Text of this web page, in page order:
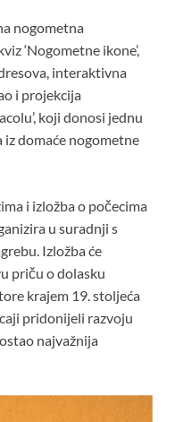
nogometna
‘Nogometne ikone’,
interaktivna
i projekcija
koji donosi jednu
domaće nogometne
i izložba o počecima
u suradnji s
Izložba će
priču o dolasku
krajem 19. stoljeća
pridonijeli razvoju
najvažnija